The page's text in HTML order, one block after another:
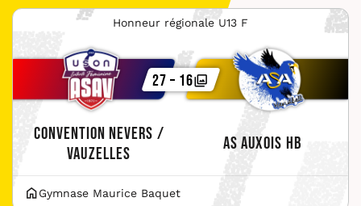
Honneur régionale U13 F
Convention Nevers /
Vauzelles
AS Auxois HB
27 – 16
Gymnase Maurice Baquet